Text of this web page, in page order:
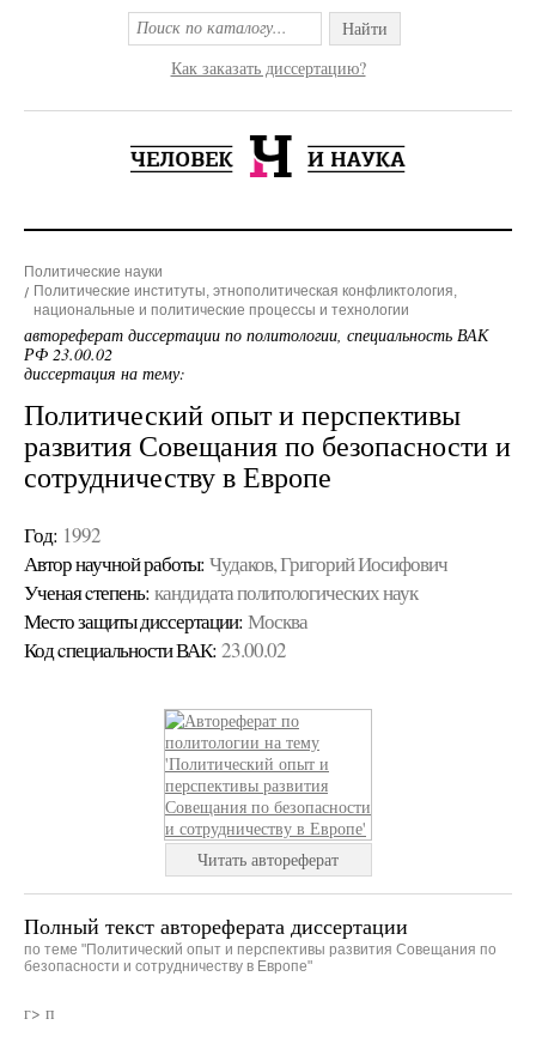
Найти
Как заказать диссертацию?
Политические науки
Политические институты, этнополитическая конфликтология,
национальные и политические процессы и технологии
автореферат диссертации по политологии, специальность ВАК
РФ 23.00.02
диссертация на тему:
Политический опыт и перспективы
развития Совещания по безопасности и
сотрудничеству в Европе
Год: 1992
Автор научной работы: Чудаков, Григорий Иосифович
Ученая cтепень: кандидата политологических наук
Место защиты диссертации: Москва
Код cпециальности ВАК: 23.00.02
Читать автореферат
Полный текст автореферата диссертации
по теме "Политический опыт и перспективы развития Совещания по
безопасности и сотрудничеству в Европе"
г> п